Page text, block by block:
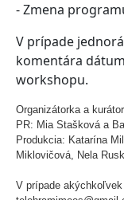
- Zmena
V prípade
komentára
workshopu.
Organizátorka a
PR: Mia Stašková a
Produkcia: Katarína
Miklovičová, Nela
V prípade